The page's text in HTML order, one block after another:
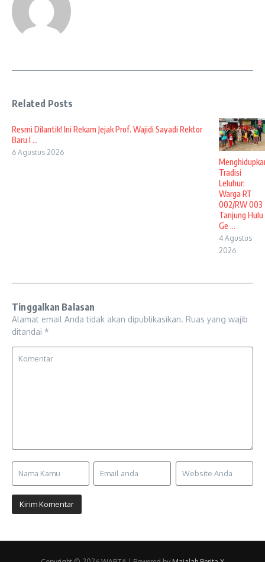
Related Posts
Resmi Dilantik! Ini Rekam Jejak Prof. Wajidi Sayadi Rektor
Baru I ...
6 Agustus 2026
Tradisi
Leluhur:
Warga RT
002/RW 003
Tanjung Hulu
Ge ...
4 Agustus
2026
Tinggalkan Balasan
Alamat email Anda tidak akan dipublikasikan. Ruas yang wajib
ditandai *